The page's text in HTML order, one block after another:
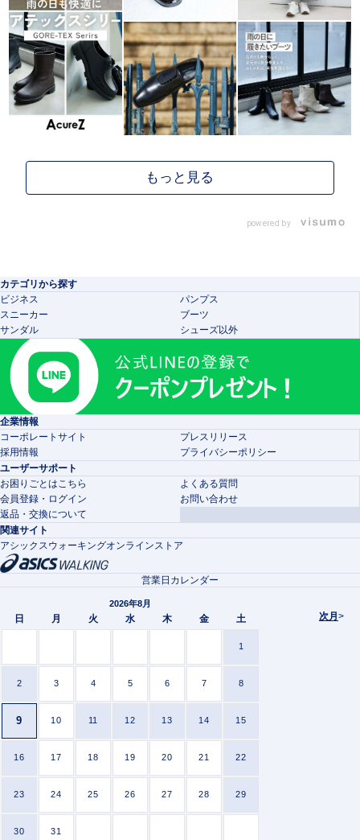
powered by
カテゴリから探す
ビジネス
パンプス
スニーカー
ブーツ
サンダル
シューズ以外
企業情報
コーポレートサイト
プレスリリース
採用情報
プライバシーポリシー
ユーザーサポート
お困りごとはこちら
よくある質問
会員登録・ログイン
お問い合わせ
返品・交換について
関連サイト
アシックスウォーキングオンラインストア
次月 >
営業日カレンダー
2026年8月
日 月 火 水 木 金 土
1
2 3 4 5 6 7 8
9 10 11 12 13 14 15
16 17 18 19 20 21 22
23 24 25 26 27 28 29
30 31